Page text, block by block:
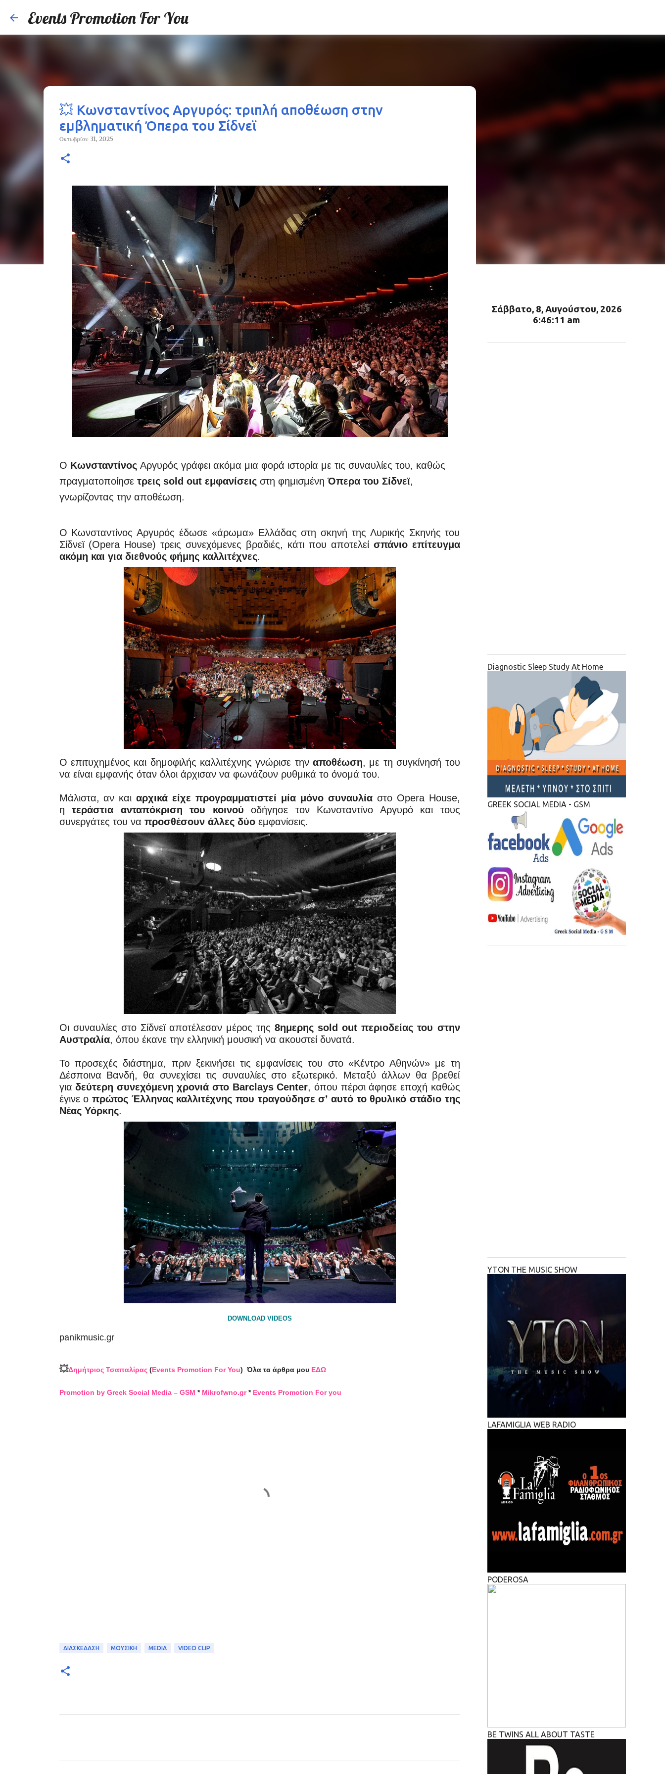
Events Promotion For You
💥 Κωνσταντίνος Αργυρός: τριπλή αποθέωση στην
εμβληματική Όπερα του Σίδνεϊ
Οκτωβρίου 31, 2025
Ο Κωνσταντίνος Αργυρός γράφει ακόμα μια φορά ιστορία με τις συναυλίες του, καθώς
πραγματοποίησε τρεις sold out εμφανίσεις στη φημισμένη Όπερα του Σίδνεϊ,
γνωρίζοντας την αποθέωση.
Ο Κωνσταντίνος Αργυρός έδωσε «άρωμα» Ελλάδας στη σκηνή της Λυρικής Σκηνής του
Σίδνεϊ (Opera House) τρεις συνεχόμενες βραδιές, κάτι που αποτελεί σπάνιο επίτευγμα
ακόμη και για διεθνούς φήμης καλλιτέχνες.
Ο επιτυχημένος και δημοφιλής καλλιτέχνης γνώρισε τηναποθέωση, με τη συγκίνησή του
να είναι εμφανής όταν όλοι άρχισαν να φωνάζουν ρυθμικά το όνομά του.
Μάλιστα, αν καιαρχικά είχε προγραμματιστεί μία μόνο συναυλίαστο Opera House,
η τεράστια ανταπόκριση του κοινού οδήγησε τον Κωνσταντίνο Αργυρό και τους
συνεργάτες του να προσθέσουν άλλες δύοεμφανίσεις.
Οι συναυλίες στο Σίδνεϊ αποτέλεσαν μέρος της8ημερης sold out περιοδείας του στην
Αυστραλία, όπου έκανε την ελληνική μουσική να ακουστεί δυνατά.
Το προσεχές διάστημα, πριν ξεκινήσει τις εμφανίσεις του στο «Κέντρο Αθηνών» με τη
Δέσποινα Βανδή, θα συνεχίσει τις συναυλίες στο εξωτερικό. Μεταξύ άλλων θα βρεθεί
γιαδεύτερη συνεχόμενη χρονιά στο Barclays Center, όπου πέρσι άφησε εποχή καθώς
έγινε ο πρώτος Έλληνας καλλιτέχνης που τραγούδησε σ’ αυτό το θρυλικό στάδιο της
Νέας Υόρκης.
DOWNLOAD VIDEOS
panikmusic.gr
💥Δημήτριος Τσαπαλίρας(Events Promotion For You) Όλα τα άρθρα μου ΕΔΩ
Promotion by Greek Social Media – GSM * Mikrofwno.gr* Events Promotion For you
ΔΙΑΣΚΕΔΑΣΗ ΜΟΥΣΙΚΗ MEDIA VIDEO CLIP
Σάββατο, 8, Αυγούστου, 2026
6:46:13 am
Diagnostic Sleep Study At Home
GREEK SOCIAL MEDIA - GSM
YTON THE MUSIC SHOW
LAFAMIGLIA WEB RADIO
PODEROSA
BE TWINS ALL ABOUT TASTE